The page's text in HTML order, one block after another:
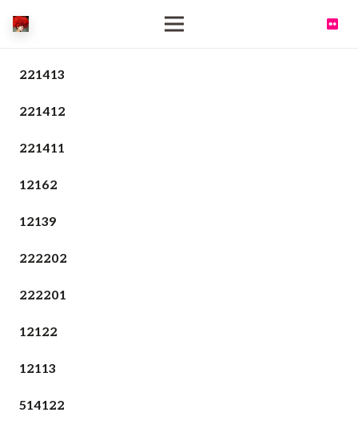
221413
221412
221411
12162
12139
222202
222201
12122
12113
514122